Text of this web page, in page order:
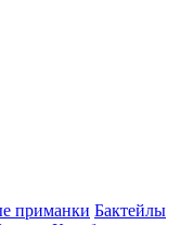
приманки Бактейлы